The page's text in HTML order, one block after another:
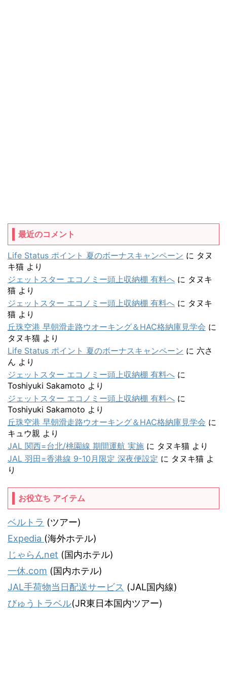
最近のコメント
Life Status ポイント 夏のボーナスキャンペーン に タヌ
キ猫 より
ジェットスター エコノミー頭上収納棚 有料へ に タヌキ
猫 より
ジェットスター エコノミー頭上収納棚 有料へ に タヌキ
猫 より
丘珠空港 早朝滑走路ウオーキング＆HAC格納庫見学会 に
タヌキ猫 より
Life Status ポイント 夏のボーナスキャンペーン に 六さ
ん より
ジェットスター エコノミー頭上収納棚 有料へ に
Toshiyuki Sakamoto より
ジェットスター エコノミー頭上収納棚 有料へ に
Toshiyuki Sakamoto より
丘珠空港 早朝滑走路ウオーキング＆HAC格納庫見学会 に
キュウ親 より
JAL 関西=台北/桃園線 期間運航 実施 に タヌキ猫 より
JAL 羽田=香港線 9-10月限定 深夜便設定 に タヌキ猫 よ
り
お役立ち アイテム
ベルトラ (ツアー)
Expedia (海外ホテル)
じゃらんnet (国内ホテル)
一休.com (国内ホテル)
JAL手荷物当日配送サービス (JAL国内線)
びゅうトラベル(JR東日本国内ツアー)